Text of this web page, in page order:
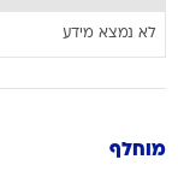
לא נמצא מידע
מוחלף